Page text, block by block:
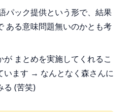
パック提供という形で、結果
ある意味問題無いのかとも考
が まとめを実施してくれるこ
います → なんとなく森さんに
る (苦笑)